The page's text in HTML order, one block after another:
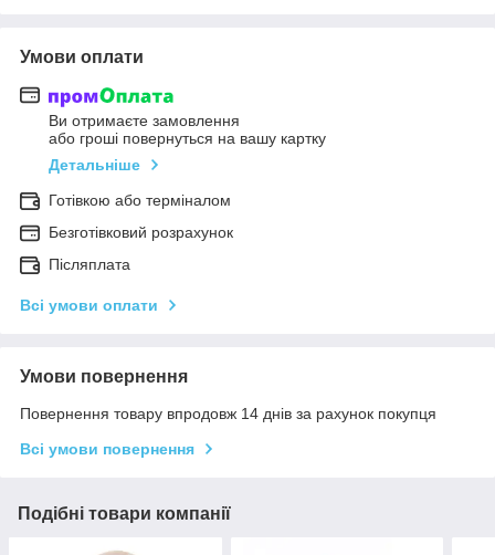
Умови оплати
Ви отримаєте замовлення
або гроші повернуться на вашу картку
Детальніше
Готівкою або терміналом
Безготівковий розрахунок
Післяплата
Всі умови оплати
Умови повернення
Повернення товару впродовж 14 днів за рахунок покупця
Всі умови повернення
Подібні товари компанії